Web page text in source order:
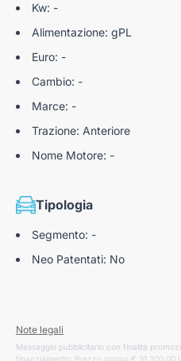
Kw: -
Alimentazione: gPL
Euro: -
Cambio: -
Marce: -
Trazione: Anteriore
Nome Motore: -
Tipologia
Segmento: -
Neo Patentati: No
Note legali
Messaggio pubblicitario con finalità
finanziamento: Prezzo promo € 31.200,00